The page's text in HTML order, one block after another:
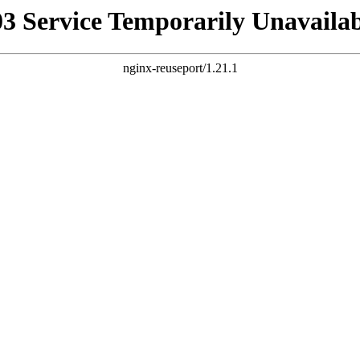
Service Temporarily
nginx-reuseport/1.21.1